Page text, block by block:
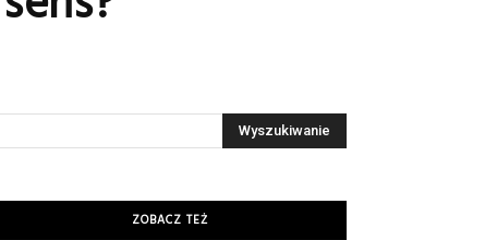
ZOBACZ TEŻ